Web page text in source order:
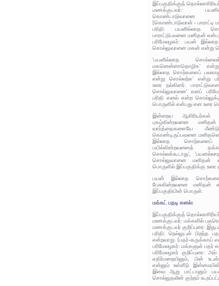
இப்பகுதிக்குத்
மணக்குடவர்:
கொண்டாடுவானை
[கொண்டாடுவான் - பாராட்டி
பரிதி: பயனில்லாத
பாராட்டுபவனை மனிதன்
பரிமேலழகர்: பயன்
சொல்லுவானை மகன் என்று
'பயனில்லாத
மகனென்னாதொழிக'
இல்லாத சொற்களைப்
என்று சொல்லற்க' என்று
உரை நல்கினர்.
சொல்லுவானை' எனப்
பரிதி எனல் என்ற
பொருளில் என்பது என உரை
இன்றைய ஆசிரியர்கள்
புகழ்கின்றவனை
வார்த்தைகளையே
கொண்டிருப்பவனை
இல்லாத
பயில்கின்றவனைத்
சொல்லக்கூடாது',
சொல்லுவானை மனிதன்
பொருளில் இப்பகுதிக்கு
பயன் இல்லாத சொற்களை
பேசுகின்றவனை மனிதன்
இப்பகுதியின் பொருள்.
மக்கட் பதடி எனல்:
இப்பகுதிக்குத்
மணக்குடவர்: மக்களில்
மணக்குடவர் குறிப்புரை:
பரிதி: நெல்லுடன் பிறந்த
என்றவாறு. [பதர்-கருக்காய்
பரிமேலழகர்: மக்களுள் பதர்
பரிமேலழகர் குறிப்புரை:
எதிர்மறையினும், பின்
என்னும் உள்ளீடு
இவை ஆறு பாட்டானும்
சொல்லுதலின் குற்றம்